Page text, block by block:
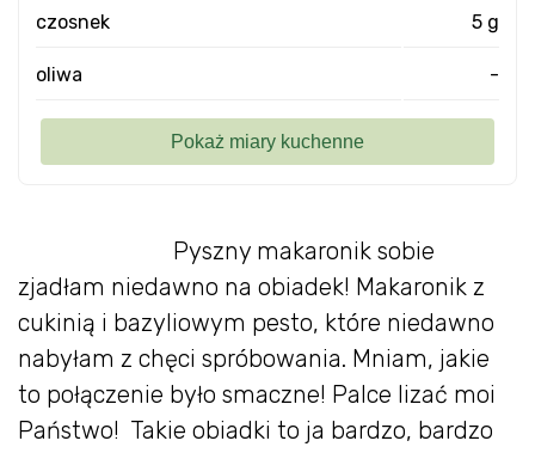
Pyszny makaronik sobie
zjadłam niedawno na obiadek! Makaronik z
cukinią i bazyliowym pesto, które niedawno
nabyłam z chęci spróbowania. Mniam, jakie
to połączenie było smaczne! Palce lizać moi
Państwo! Takie obiadki to ja bardzo, bardzo
czosnek 5 g
oliwa -